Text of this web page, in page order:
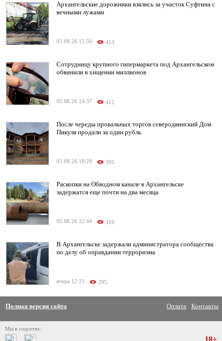
Архангельские дорожники взялись за участок Суфтина с
вечными лужами
05.08.26 15:50 413
Сотрудницу крупного гипермаркета под Архангельском
обвинили в хищении миллионов
05.08.26 14:37 412
После череды провальных торгов северодвинский Дом
Пикуля продали за один рубль
05.08.26 18:29 395
Раскопки на Обводном канале в Архангельске
задержатся еще почти на два месяца
05.08.26 12:44 310
В Архангельске задержали администратора сообщества
по делу об оправдании терроризма
вчера 12:11 295
Полная версия сайта Оплата Контакты
Мы в соцсетях:
18+